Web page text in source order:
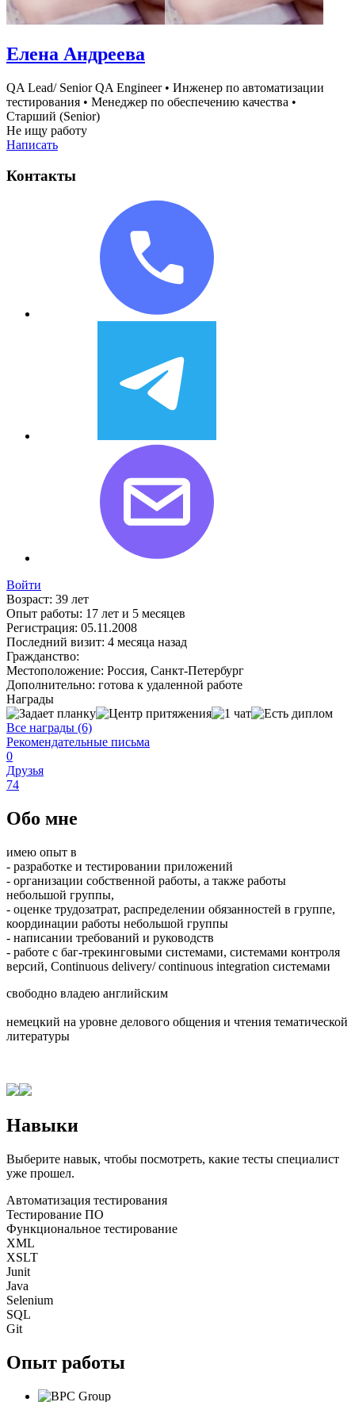
Елена Андреева
QA Lead/ Senior QA Engineer• Инженер по автоматизации
тестирования • Менеджер по обеспечению качества •
Старший (Senior)
Не ищу работу
Написать
Контакты
Войти
Возраст: 39 лет
Опыт работы: 17 лет и 5 месяцев
Регистрация: 05.11.2008
Последний визит: 4 месяца назад
Гражданство:
Местоположение: Россия, Санкт-Петербург
Дополнительно: готова к удаленной работе
Награды
Все награды (6)
Рекомендательные письма
0
Друзья
74
Обо мне
имею опыт в
- разработке и тестировании приложений
- организации собственной работы, а также работы
небольшой группы,
- оценке трудозатрат, распределении обязанностей в группе,
координации работы небольшой группы
- написании требований и руководств
- работе с баг-трекинговыми системами, системами контроля
версий, Continuous delivery/ continuous integration системами
свободно владею английским
немецкий на уровне делового общения и чтения тематической
литературы
Навыки
Выберите навык, чтобы посмотреть, какие тесты специалист
уже прошел.
Автоматизация тестирования
Тестирование ПО
Функциональное тестирование
XML
XSLT
Junit
Java
Selenium
SQL
Git
Опыт работы